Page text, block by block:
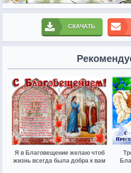
СКАЧАТЬ
Я в Благовещение желаю чтоб
жизнь всегда была добра к вам